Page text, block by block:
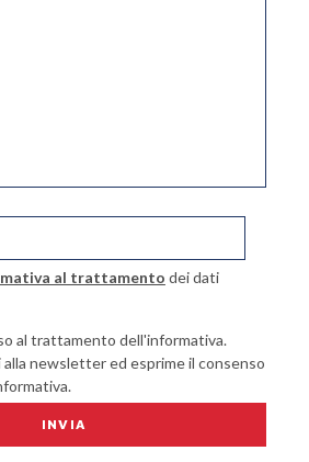
al trattamento dei dati
al trattamento dell'informativa.
newsletter ed esprime il consenso